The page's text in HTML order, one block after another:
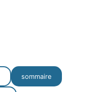
sommaire